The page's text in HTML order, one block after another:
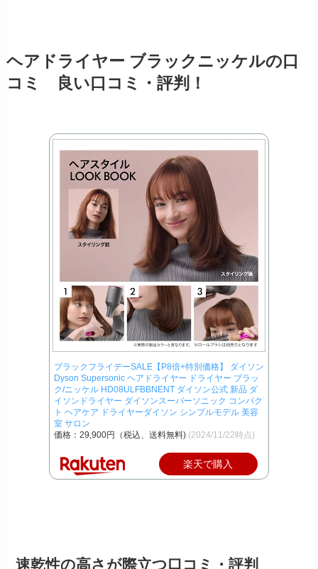
ヘアドライヤー ブラックニッケルの口
コミ 良い口コミ・評判！
ブラックフライデーSALE【P8倍+特別価格】 ダイソン
Dyson Supersonic ヘアドライヤー ドライヤー ブラッ
ク/ニッケル HD08ULFBBNENT ダイソン公式 新品 ダ
イソンドライヤー ダイソンスーパーソニック コンパク
ト ヘアケア ドライヤーダイソン シンプルモデル 美容
室 サロン
価格：29,900円（税込、送料無料) (2024/11/22時点)
楽天で購入
速乾性の高さが際立つ口コミ・評判